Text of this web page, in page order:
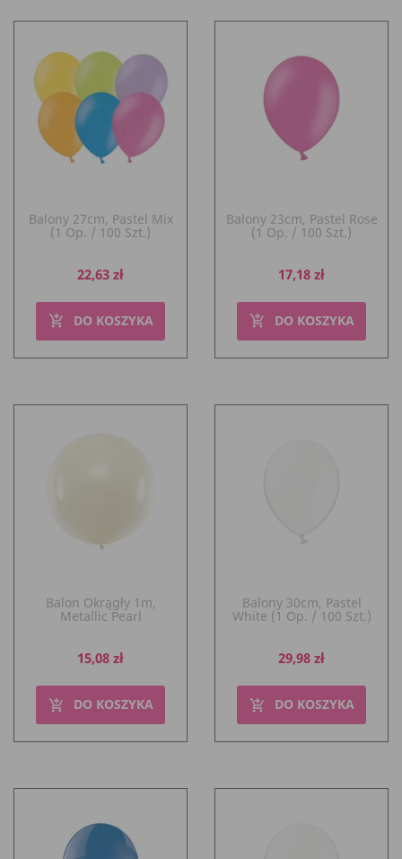
Balony 27cm, Pastel Mix
(1 Op. / 100 Szt.)
Cena
22,63 zł
add_shopping_cart DO KOSZYKA
Balony 23cm, Pastel Rose
(1 Op. / 100 Szt.)
Cena
17,18 zł
add_shopping_cart DO KOSZYKA
Balon Okrągły 1m,
Metallic Pearl
Cena
15,08 zł
add_shopping_cart DO KOSZYKA
Balony 30cm, Pastel
White (1 Op. / 100 Szt.)
Cena
29,98 zł
add_shopping_cart DO KOSZYKA